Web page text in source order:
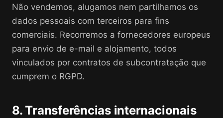
Não vendemos, alugamos nem partilhamos os
dados pessoais com terceiros para fins
comerciais. Recorremos a fornecedores europeus
para envio de e-mail e alojamento, todos
vinculados por contratos de subcontratação que
cumprem o RGPD.
8. Transferências internacionais